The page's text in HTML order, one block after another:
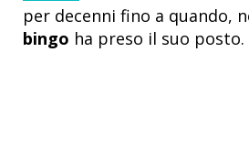
per decenni fino a quando,
bingo ha preso il suo posto.